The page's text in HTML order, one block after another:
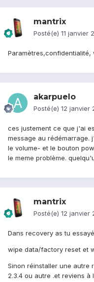
mantrix
Posté(e) 11 janvier
Paramètres,confidentialité,
akarpuelo
Posté(e) 12 janvier
ces justement ce que j'ai
message au rédémarrage.
le volume- et le bouton
le meme problème.
mantrix
Posté(e) 12 janvier
Dans recovery as tu
wipe data/factory reset et
Sinon réinstaller une autre
2.3.4 ou autre .et reviens à